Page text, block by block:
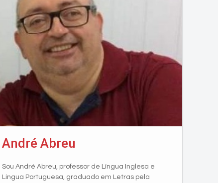
André Abreu
Sou André Abreu, professor de Língua Inglesa e
Língua Portuguesa, graduado em Letras pela